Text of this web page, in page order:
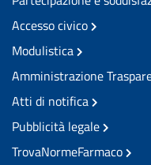
Accesso civico
Modulistica
Amministrazione
Atti di notifica
Pubblicità legale
TrovaNormeFarmaco